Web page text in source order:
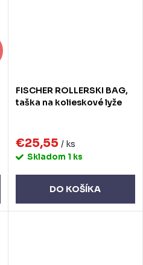
FISCHER ROLLERSKI BAG,
taška na kolieskové lyže
€25,55 / ks
Skladom 1 ks
DO KOŠÍKA